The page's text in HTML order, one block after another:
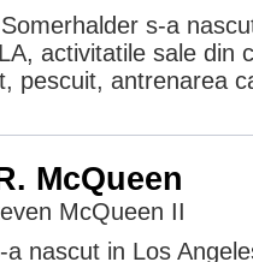
s-a
activitatile sale din
pescuit, antrenarea
McQueen
McQueen II
a nascut in Los